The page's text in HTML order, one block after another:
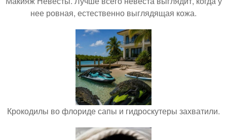
нее ровная, естественно выглядящая кожа.
Крокодилы во флориде сапы и гидроскутеры захватили.